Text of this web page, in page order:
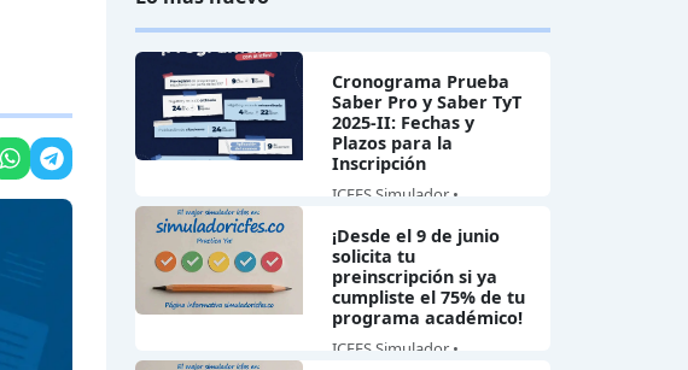
Cronograma Prueba
Saber Pro y Saber TyT
2025-II: Fechas y
Plazos para la
Inscripción
ICFES Simulador •
¡Desde el 9 de junio
solicita tu
preinscripción si ya
cumpliste el 75% de tu
programa académico!
ICFES Simulador •